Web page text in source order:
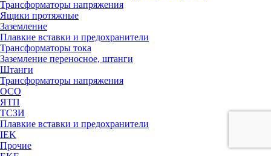
Трансформаторы напряжения
Ящики протяжные
Заземление
Плавкие вставки и предохранители
Трансформаторы тока
Заземление переносное, штанги
Штанги
Трансформаторы напряжения
ОСО
ЯТП
ТСЗИ
Плавкие вставки и предохранители
IEK
Прочие